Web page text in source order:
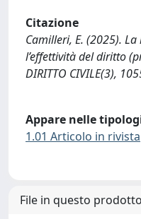
Citazione
Camilleri, E. (2025).
l’effettività del diritto
DIRITTO CIVILE(3),
Appare nelle
1.01 Articolo in rivista
File in questo